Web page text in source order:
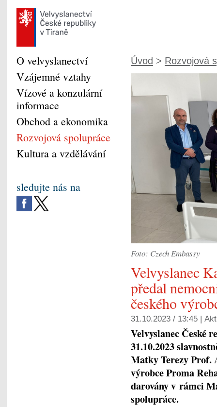
Úvod > Rozvojová
Foto: Czech Embassy
Velvyslanec
předal
českého
31.10.2023 / 13:45 |
Velvyslanec České
31.10.2023
Matky Terezy Prof.
výrobce Proma
darovány v rámci
spolupráce.
O velvyslanectví
Vzájemné vztahy
Vízové a konzulární
informace
Obchod a ekonomika
Rozvojová spolupráce
Kultura a vzdělávání
sledujte nás na